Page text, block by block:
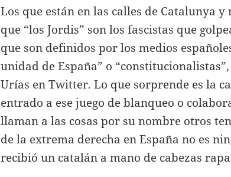
Los que están en las calles de Catalunya
que “los Jordis” son los fascistas que
que son definidos por los medios
unidad de España” o
Urías en Twitter. Lo que sorprende es la
entrado a ese juego de blanqueo o
llaman a las cosas por su nombre otros
de la extrema derecha en España no es
recibió un catalán a mano de cabezas